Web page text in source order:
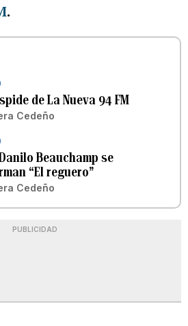
.
de La Nueva 94 FM
Cedeño
Beauchamp se
“El reguero”
Cedeño
PUBLICIDAD